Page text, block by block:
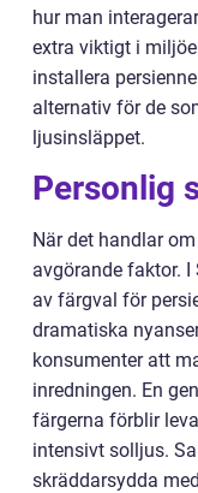
hur man
extra viktigt i
installera
alternativ för de
ljusinsläppet.
Personlig
När det handlar
avgörande faktor.
av färgval för
dramatiska
konsumenter att
inredningen. En
färgerna förblir
intensivt solljus.
skräddarsydda